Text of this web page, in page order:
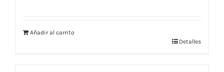
Añadir al carrito
Detalles